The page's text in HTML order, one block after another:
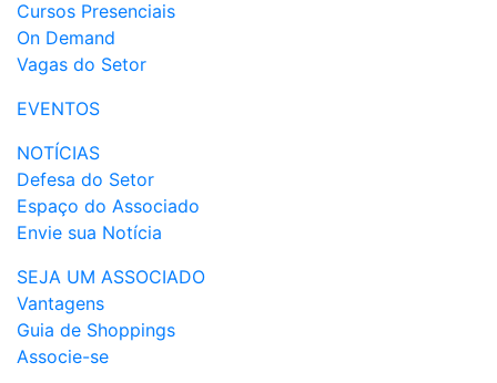
Cursos Presenciais
On Demand
Vagas do Setor
EVENTOS
NOTÍCIAS
Defesa do Setor
Espaço do Associado
Envie sua Notícia
SEJA UM ASSOCIADO
Vantagens
Guia de Shoppings
Associe-se